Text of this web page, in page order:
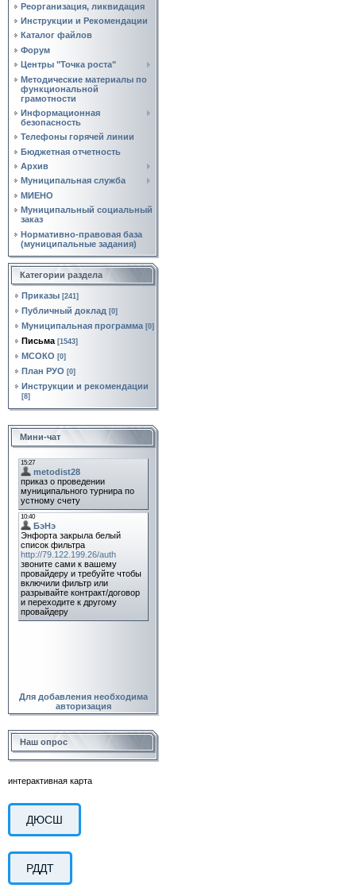
Реорганизация, ликвидация
Инструкции и Рекомендации
Каталог файлов
Форум
Центры "Точка роста"
Методические материалы по
функциональной
грамотности
Информационная
безопасность
Телефоны горячей линии
Бюджетная отчетность
Архив
Муниципальная служба
МИЕНО
Муниципальный социальный
заказ
Нормативно‑правовая база
(муниципальные задания)
Категории раздела
Приказы [241]
Публичный доклад [0]
Муниципальная программа [0]
Письма [1543]
МСОКО [0]
План РУО [0]
Инструкции и рекомендации
[8]
Мини-чат
Для добавления необходима
авторизация
Наш опрос
интерактивная карта
ДЮСШ
РДДТ